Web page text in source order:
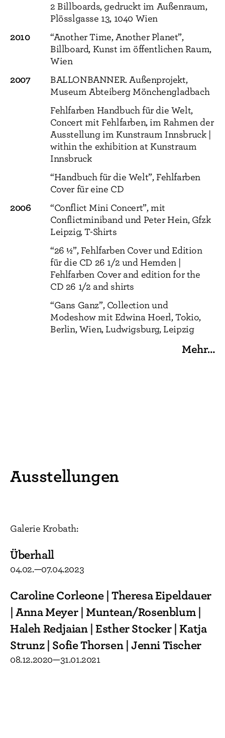
2 Billboards, gedruckt im Außenraum,
Plösslgasse 13, 1040 Wien
2010
“Another Time, Another Planet”,
Billboard, Kunst im öffentlichen Raum,
Wien
2007
BALLONBANNER. Außenprojekt,
Museum Abteiberg Mönchengladbach
Fehlfarben Handbuch für die Welt,
Concert mit Fehlfarben, im Rahmen der
Ausstellung im Kunstraum Innsbruck |
within the exhibition at Kunstraum
Innsbruck
“Handbuch für die Welt”, Fehlfarben
Cover für eine CD
2006
“Conflict Mini Concert”, mit
Conflictminiband und Peter Hein, Gfzk
Leipzig, T-Shirts
“26 ½”, Fehlfarben Cover und Edition
für die CD 26 1/2 und Hemden |
Fehlfarben Cover and edition for the
CD 26 1/2 and shirts
“Gans Ganz”, Collection und
Modeshow mit Edwina Hoerl, Tokio,
Berlin, Wien, Ludwigsburg, Leipzig
Mehr…
Ausstellungen
Galerie Krobath:
Überhall
04.02.—07.04.2023
Caroline Corleone | Theresa Eipeldauer
| Anna Meyer | Muntean/Rosenblum |
Haleh Redjaian | Esther Stocker | Katja
Strunz | Sofie Thorsen | Jenni Tischer
08.12.2020—31.01.2021